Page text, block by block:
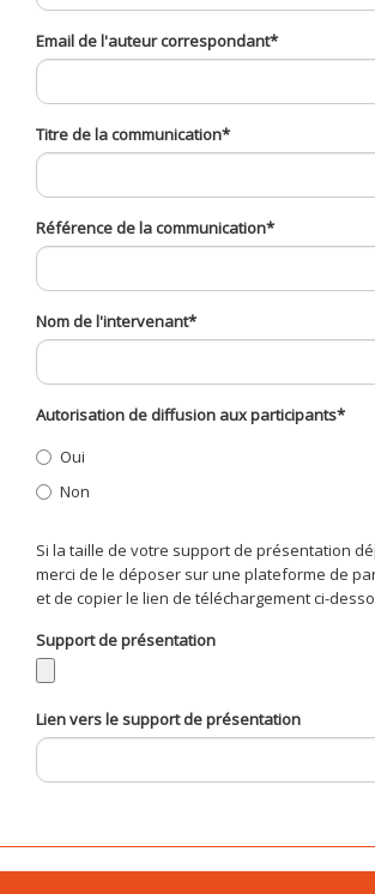
Email de l'auteur correspondant*
Titre de la communication*
Référence de la communication*
Nom de l'intervenant*
Autorisation de diffusion aux participants*
Oui
Non
Si la taille de votre support de présentation
merci de le déposer sur une plateforme de
et de copier le lien de téléchargement ci-
Support de présentation
Lien vers le support de présentation